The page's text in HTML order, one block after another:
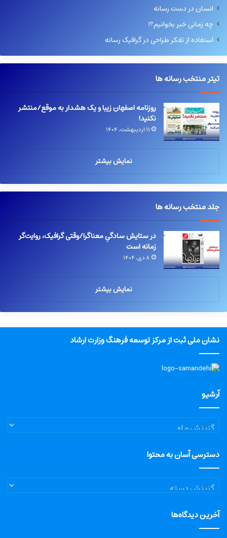
انسان در دست رسانه
چه زمانی خبر بخوانیم؟!
استفاده از تفکر طراحی در گرافیک رسانه
تیتر منتخب رسانه ها
روزنامه اصفهان زیبا و یک هشدار به موقع/منتشر
نکنید!
۱۱ اردیبهشت, ۱۴۰۴
نمایش بیشتر
جلد منتخب رسانه ها
در ستایش سادگیِ معناگرا/وقتی گرافیک، روایت‌گر
زمانه است
۸ دی, ۱۴۰۴
نمایش بیشتر
نشان ملی ثبت از مرکز توسعه فرهنگ وزارت ارشاد
آرشیو
آرشیو
دسترسی آسان به محتوا
دسترسی
آسان
محتوا
آخرین دیدگاه‌ها